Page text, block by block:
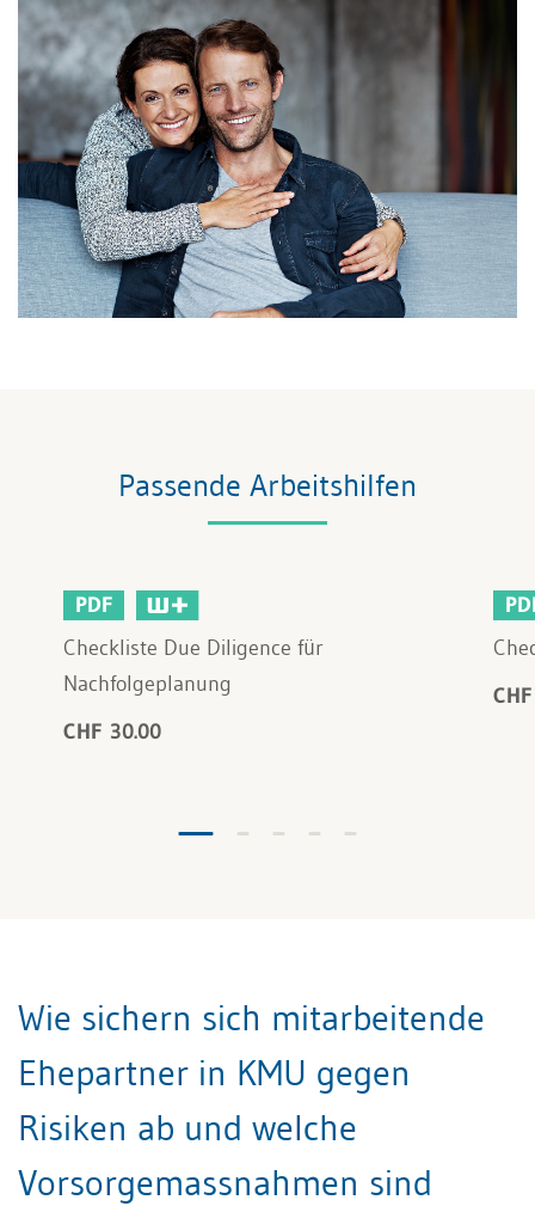
Passende Arbeitshilfen
PDF
Checkliste Due Diligence für
Nachfolgeplanung
CHF 30.00
Wie sichern sich mitarbeitende
Ehepartner in KMU gegen
Risiken ab und welche
Vorsorgemassnahmen sind